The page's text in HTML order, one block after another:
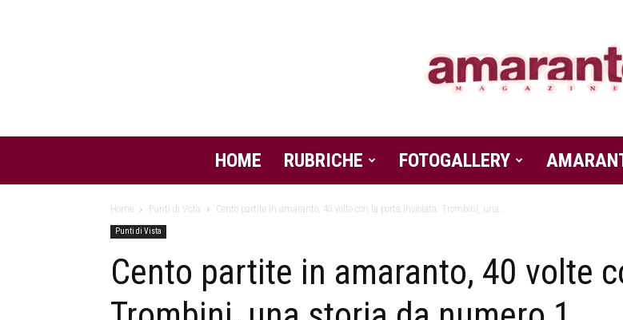
Amaranto
Magazine
HOME RUBRICHE FOTOGALLERY
Home Punti di Vista Cento partite in amaranto, 40 volte con la porta inviolata. Trombini, una...
Punti di Vista
Cento partite in amaranto, 40 volte